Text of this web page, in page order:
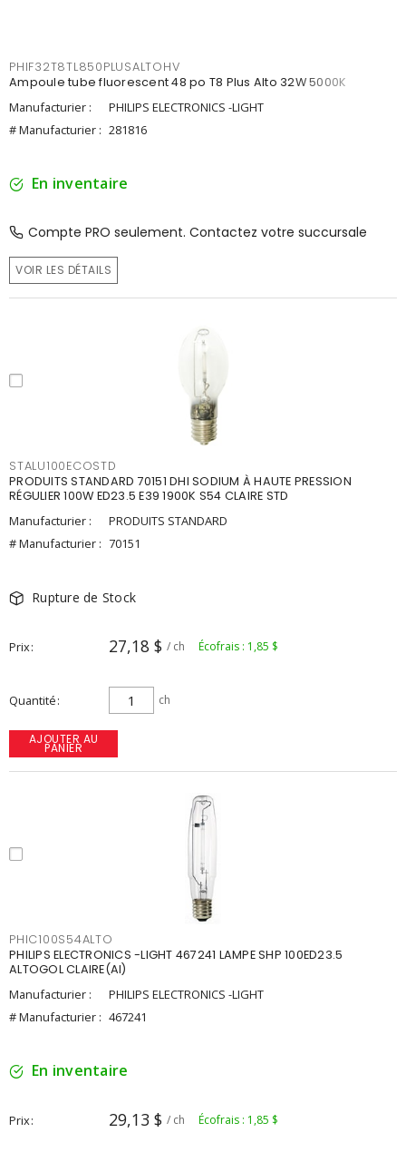
PHIF32T8TL850PLUSALTOHV
Ampoule tube fluorescent 48 po T8 Plus Alto 32W 5000K
Manufacturier :
PHILIPS ELECTRONICS -LIGHT
# Manufacturier : 281816
En inventaire
Compte PRO seulement. Contactez votre succursale
VOIR LES DÉTAILS
STALU100ECOSTD
PRODUITS STANDARD 70151 DHI SODIUM À HAUTE PRESSION
RÉGULIER 100W ED23.5 E39 1900K S54 CLAIRE STD
Manufacturier :
PRODUITS STANDARD
# Manufacturier : 70151
Rupture de Stock
Prix 27,18 $ / ch Écofrais : 1,85 $
Quantité ch
AJOUTER AU
PANIER
PHIC100S54ALTO
PHILIPS ELECTRONICS -LIGHT 467241 LAMPE SHP 100ED23.5
ALTOGOL CLAIRE(AI)
Manufacturier :
PHILIPS ELECTRONICS -LIGHT
# Manufacturier : 467241
En inventaire
Prix 29,13 $ / ch Écofrais : 1,85 $